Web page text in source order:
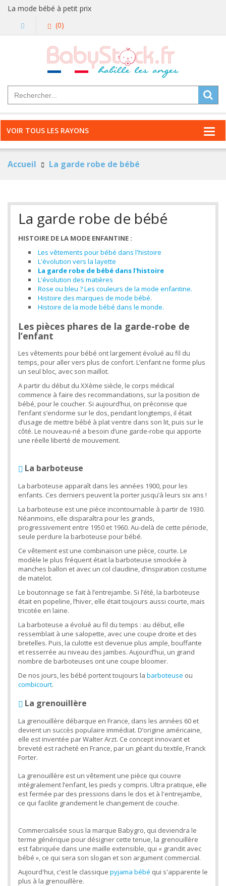
La mode bébé à petit prix
(0)
VOIR TOUS LES RAYONS
Accueil La garde robe de bébé
La garde robe de bébé
HISTOIRE DE LA MODE ENFANTINE :
Les vêtements pour bébé dans l'histoire
L'évolution vers la layette
La garde robe de bébé dans l'histoire
L'évolution des matières
Rose ou bleu ? Les couleurs de la mode enfantine.
Histoire des marques de mode bébé.
Histoire de la mode bébé dans le monde.
Les pièces phares de la garde-robe de
l’enfant
Les vêtements pour bébé ont largement évolué au fil du
temps, pour aller vers plus de confort. L’enfant ne forme plus
un seul bloc, avec son maillot.
A partir du début du XXème siècle, le corps médical
commence à faire des recommandations, sur la position de
bébé, pour le coucher. Si aujourd’hui, on préconise que
l’enfant s’endorme sur le dos, pendant longtemps, il était
d’usage de mettre bébé à plat ventre dans son lit, puis sur le
côté. Le nouveau-né a besoin d’une garde-robe qui apporte
une réelle liberté de mouvement.
La barboteuse
La barboteuse apparaît dans les années 1900, pour les
enfants. Ces derniers peuvent la porter jusqu’à leurs six ans !
La barboteuse est une pièce incontournable à partir de 1930.
Néanmoins, elle disparaîtra pour les grands,
progressivement entre 1950 et 1960. Au-delà de cette période,
seule perdure la barboteuse pour bébé.
Ce vêtement est une combinaison une pièce, courte. Le
modèle le plus fréquent était la barboteuse smockée à
manches ballon et avec un col claudine, d’inspiration costume
de matelot.
Le boutonnage se fait à l’entrejambe. Si l’été, la barboteuse
était en popeline, l’hiver, elle était toujours aussi courte, mais
tricotée en laine.
La barboteuse a évolué au fil du temps : au début, elle
ressemblait à une salopette, avec une coupe droite et des
bretelles. Puis, la culotte est devenue plus ample, bouffante
et resserrée au niveau des jambes. Aujourd’hui, un grand
nombre de barboteuses ont une coupe bloomer.
De nos jours, les bébé portent toujours la barboteuse ou
combicourt.
La grenouillère
La grenouillère débarque en France, dans les années 60 et
devient un succès populaire immédiat. D’origine américaine,
elle est inventée par Walter Arzt. Ce concept innovant et
breveté est racheté en France, par un géant du textile, Franck
Forter.
La grenouillère est un vêtement une pièce qui couvre
intégralement l’enfant, les pieds y compris. Ultra pratique, elle
est fermée par des pressions dans le dos et à l'entrejambe,
ce qui facilite grandement le changement de couche.
Commercialisée sous la marque Babygro, qui deviendra le
terme générique pour désigner cette tenue, la grenouillère
est fabriquée dans une maille extensible, qui « grandit avec
bébé », ce qui sera son slogan et son argument commercial.
Aujourd'hui, c'est le classique pyjama bébé qui s'apparente le
plus à la grenouillère.